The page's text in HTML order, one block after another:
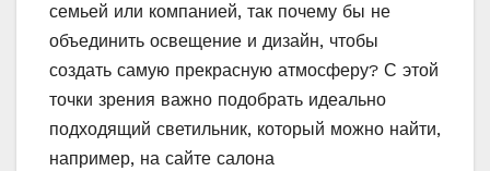
семьей или компанией, так почему бы не
объединить освещение и дизайн, чтобы
создать самую прекрасную атмосферу? С этой
точки зрения важно подобрать идеально
подходящий светильник, который можно найти,
например, на сайте салона